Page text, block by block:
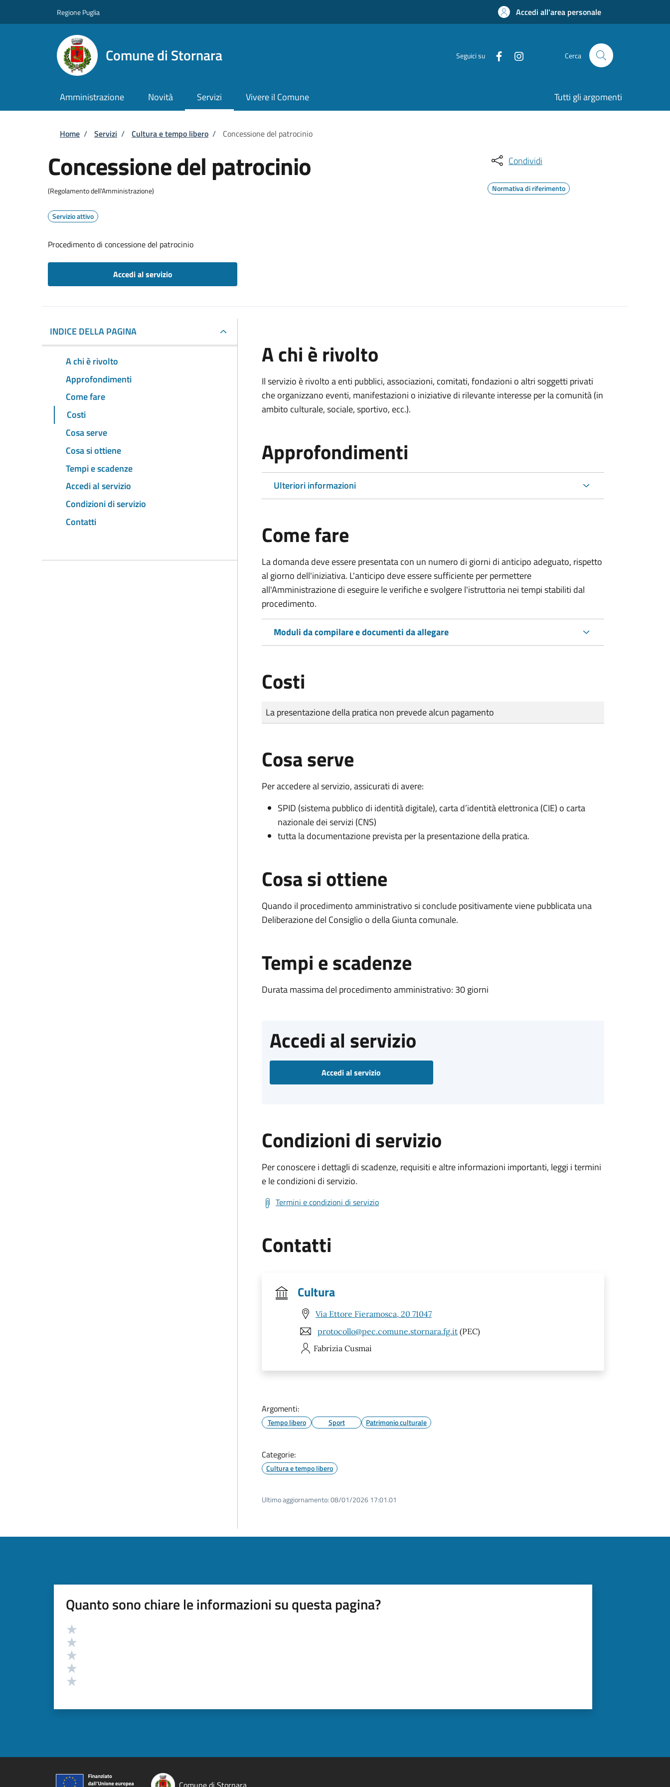
Regione Puglia Accedi all'area personale
Comune di Stornara Seguici su Cerca
Amministrazione Novità Servizi Vivere il Comune Tutti gli argomenti
Briciole di pane
Home / Servizi / Cultura e tempo libero / Concessione del patrocinio
Concessione del patrocinio
(Regolamento dell'Amministrazione)
Servizio attivo
Procedimento di concessione del patrocinio
Accedi al servizio
Condividi
Normativa di riferimento
INDICE DELLA PAGINA
A chi è rivolto
Approfondimenti
Come fare
Costi
Cosa serve
Cosa si ottiene
Tempi e scadenze
Accedi al servizio
Condizioni di servizio
Contatti
A chi è rivolto
Il servizio è rivolto a enti pubblici, associazioni, comitati, fondazioni o altri soggetti privati
che organizzano eventi, manifestazioni o iniziative di rilevante interesse per la comunità (in
ambito culturale, sociale, sportivo, ecc.).
Approfondimenti
Ulteriori informazioni
Come fare
La domanda deve essere presentatacon un numero di giorni di anticipo adeguato, rispetto
al giorno dell'iniziativa. L'anticipo deve essere sufficiente per permettere
all'Amministrazione di eseguire le verifiche e svolgere l'istruttoria nei tempi stabiliti dal
procedimento.
Moduli da compilare e documenti da allegare
Costi
Tipo di pagamento
Importo
La presentazione della pratica non prevede alcun pagamento
Cosa serve
Per accedere al servizio, assicurati di avere:
SPID (sistema pubblico di identità digitale), carta d’identità elettronica (CIE) o carta
nazionale dei servizi (CNS)
tutta la documentazione prevista per la presentazione della pratica.
Cosa si ottiene
Quando il procedimento amministrativo si conclude positivamente viene pubblicata una
Deliberazione del Consiglio o della Giunta comunale.
Tempi e scadenze
Durata massima del procedimento amministrativo: 30 giorni
Accedi al servizio
Accedi al servizio
Condizioni di servizio
Per conoscere i dettagli di scadenze, requisiti e altre informazioni importanti, leggi i termini
e le condizioni di servizio.
Termini e condizioni di servizio
Contatti
Cultura
Via Ettore Fieramosca, 20 71047
protocollo@pec.comune.stornara.fg.it (PEC)
Fabrizia Cusmai
Argomenti:
Tempo libero Sport Patrimonio culturale
Categorie:
Cultura e tempo libero
Ultimo aggiornamento:08/01/2026 17:01.01
Quanto sono chiare le informazioni su questa pagina?
Valutazione